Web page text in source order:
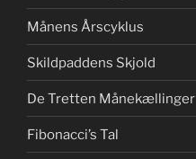
Månens Årscyklus
Skildpaddens Skjold
De Tretten Månekællinger
Fibonacci’s Tal